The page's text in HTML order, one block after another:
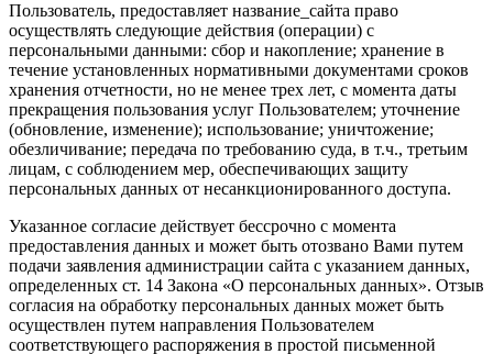
Пользователь, предоставляет название_сайта право
осуществлять следующие действия (операции) с
персональными данными: сбор и накопление; хранение в
течение установленных нормативными документами сроков
хранения отчетности, но не менее трех лет, с момента даты
прекращения пользования услуг Пользователем; уточнение
(обновление, изменение); использование; уничтожение;
обезличивание; передача по требованию суда, в т.ч., третьим
лицам, с соблюдением мер, обеспечивающих защиту
персональных данных от несанкционированного доступа.
Указанное согласие действует бессрочно с момента
предоставления данных и может быть отозвано Вами путем
подачи заявления администрации сайта с указанием данных,
определенных ст. 14 Закона «О персональных данных». Отзыв
согласия на обработку персональных данных может быть
осуществлен путем направления Пользователем
соответствующего распоряжения в простой письменной